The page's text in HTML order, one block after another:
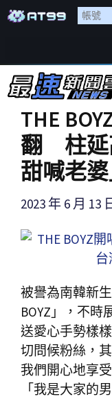
THE
翻 柱延
甜喊老婆
2023 年 6 月 13
被譽為南韓新
BOYZ」，不時
送愛心手勢樣
切問候粉絲，
我們開心地享
「我是大家的